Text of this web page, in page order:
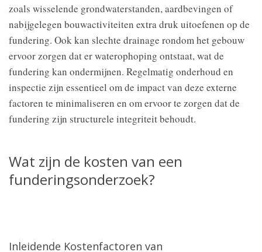
zoals wisselende grondwaterstanden, aardbevingen of
nabijgelegen bouwactiviteiten extra druk uitoefenen op de
fundering. Ook kan slechte drainage rondom het gebouw
ervoor zorgen dat er waterophoping ontstaat, wat de
fundering kan ondermijnen. Regelmatig onderhoud en
inspectie zijn essentieel om de impact van deze externe
factoren te minimaliseren en om ervoor te zorgen dat de
fundering zijn structurele integriteit behoudt.
Wat zijn de kosten van een
funderingsonderzoek?
Inleidende Kostenfactoren van